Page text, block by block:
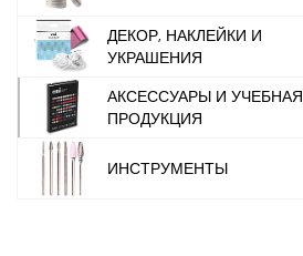
ДЕКОР, НАКЛЕЙКИ И
УКРАШЕНИЯ
АКСЕССУАРЫ И УЧЕБНАЯ
ПРОДУКЦИЯ
ИНСТРУМЕНТЫ